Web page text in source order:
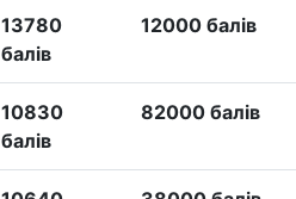
13780
балів
12000 балів
10830
балів
82000 балів